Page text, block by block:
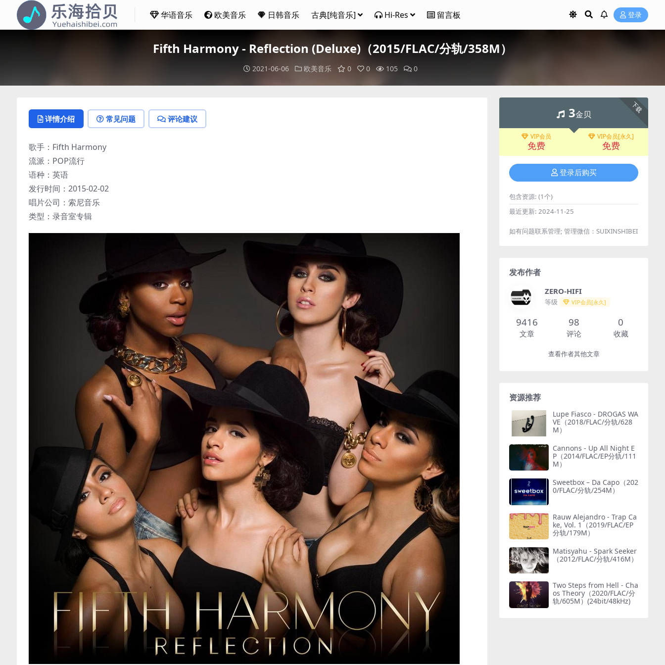
华语音乐 欧美音乐 日韩音乐 古典[纯音乐] Hi-Res 留言板 登录
Fifth Harmony - Reflection (Deluxe)（2015/FLAC/分轨/358M）
2021-06-06 欧美音乐 0 0 105 0
详情介绍 常见问题 评论建议
歌手：Fifth Harmony
流派：POP流行
语种：英语
发行时间：2015-02-02
唱片公司：索尼音乐
类型：录音室专辑
下载
3金贝
VIP会员
免费
VIP会员[永久]
免费
登录后购买
包含资源: (1个)
最近更新: 2024-11-25
如有问题联系管理; 管理微信：SUIXINSHIBEI
发布作者
ZERO-HIFI
等级 VIP会员[永久]
9416
文章
98
评论
0
收藏
查看作者其他文章
资源推荐
Lupe Fiasco - DROGAS WA
VE（2018/FLAC/分轨/628
M）
Cannons - Up All Night E
P（2014/FLAC/EP分轨/111
M）
Sweetbox – Da Capo（202
0/FLAC/分轨/254M）
Rauw Alejandro - Trap Ca
ke, Vol. 1（2019/FLAC/EP
分轨/179M）
Matisyahu - Spark Seeker
（2012/FLAC/分轨/416M）
Two Steps from Hell - Cha
os Theory（2020/FLAC/分
轨/605M）(24bit/48kHz)